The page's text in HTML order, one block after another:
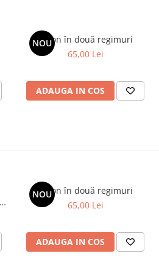
NOU
Spion în două regimuri
65,00 Lei
ADAUGA IN COS
NOU
Spion în două regimuri
65,00 Lei
ADAUGA IN COS